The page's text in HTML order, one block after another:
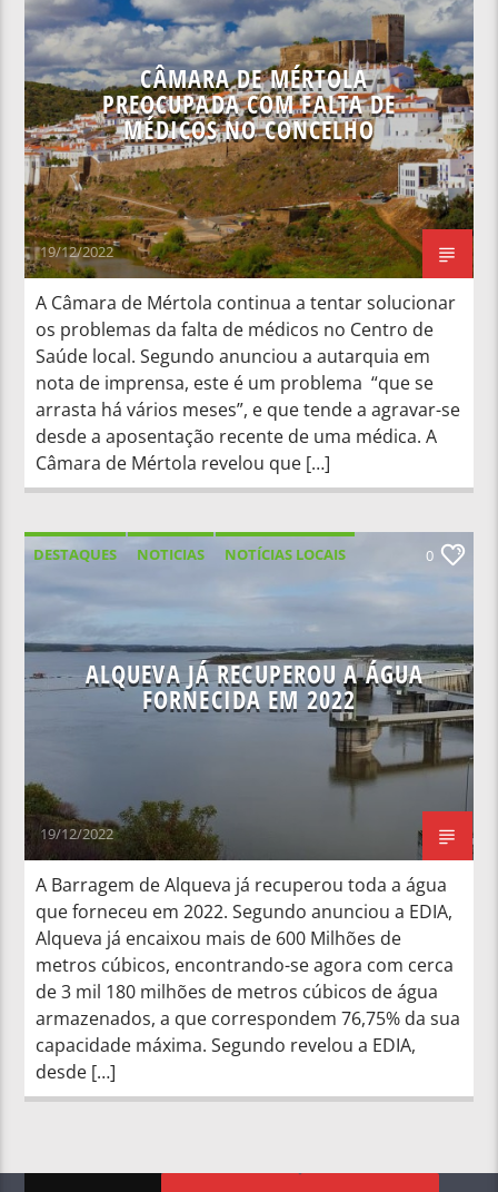
NOTÍCIAS NACIONAIS
CÂMARA DE MÉRTOLA
PREOCUPADA COM FALTA DE
MÉDICOS NO CONCELHO
19/12/2022
A Câmara de Mértola continua a tentar solucionar
os problemas da falta de médicos no Centro de
Saúde local. Segundo anunciou a autarquia em
nota de imprensa, este é um problema “que se
arrasta há vários meses”, e que tende a agravar-se
desde a aposentação recente de uma médica. A
Câmara de Mértola revelou que […]
DESTAQUES NOTICIAS
NOTÍCIAS LOCAIS
NOTÍCIAS NACIONAIS
0
ALQUEVA JÁ RECUPEROU A ÁGUA
FORNECIDA EM 2022
19/12/2022
A Barragem de Alqueva já recuperou toda a água
que forneceu em 2022. Segundo anunciou a EDIA,
Alqueva já encaixou mais de 600 Milhões de
metros cúbicos, encontrando-se agora com cerca
de 3 mil 180 milhões de metros cúbicos de água
armazenados, a que correspondem 76,75% da sua
capacidade máxima. Segundo revelou a EDIA,
desde […]